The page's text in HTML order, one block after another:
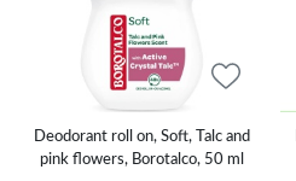
Deodorant roll on, Soft, Talc and
pink flowers, Borotalco, 50 ml